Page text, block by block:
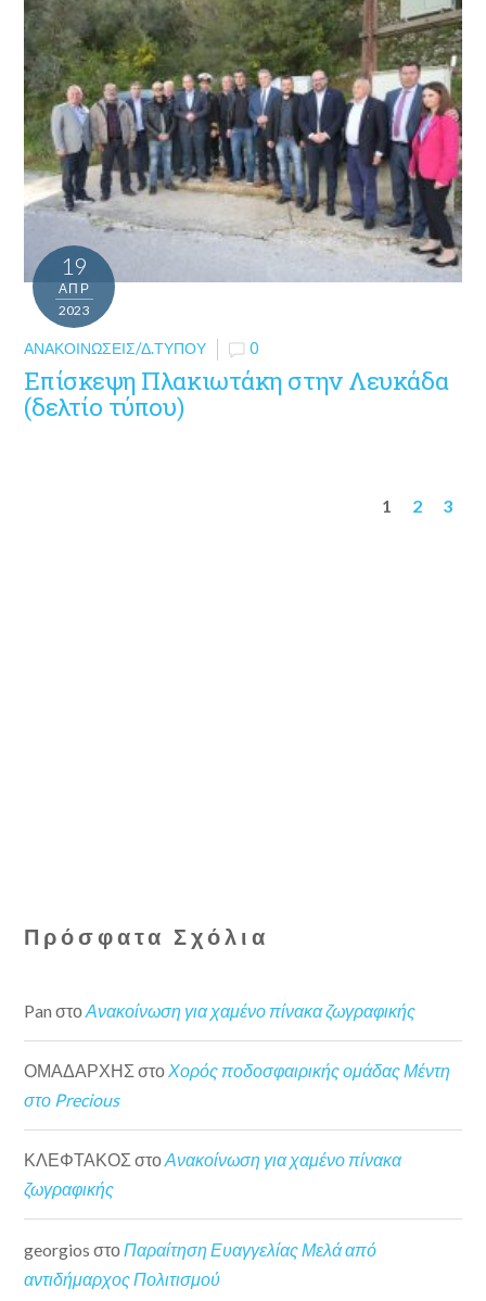
19
ΑΠΡ
2023
ΑΝΑΚΟΙΝΏΣΕΙΣ/Δ.ΤΎΠΟΥ 0
Επίσκεψη Πλακιωτάκη στην Λευκάδα
(δελτίο τύπου)
1 2 3
Πρόσφατα Σχόλια
Pan στοΑνακοίνωση για χαμένο πίνακα ζωγραφικής
ΟΜΑΔΑΡΧΗΣ στοΧορός ποδοσφαιρικής ομάδας Μέντη
στο Precious
ΚΛΕΦΤΑΚΟΣ στοΑνακοίνωση για χαμένο πίνακα
ζωγραφικής
georgios στο Παραίτηση Ευαγγελίας Μελά από
αντιδήμαρχος Πολιτισμού